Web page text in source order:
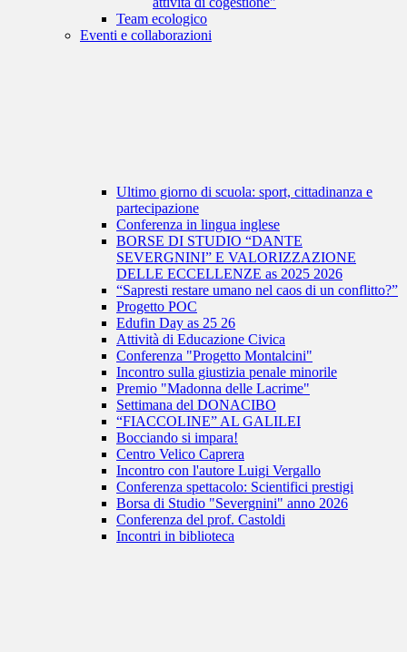
Team ecologico
Eventi e collaborazioni
Ultimo giorno di scuola: sport, cittadinanza e
partecipazione
Conferenza in lingua inglese
BORSE DI STUDIO “DANTE
SEVERGNINI” E VALORIZZAZIONE
DELLE ECCELLENZE as 2025 2026
“Sapresti restare umano nel caos di un conflitto?”
Progetto POC
Edufin Day as 25 26
Attività di Educazione Civica
Conferenza "Progetto Montalcini"
Incontro sulla giustizia penale minorile
Premio "Madonna delle Lacrime"
Settimana del DONACIBO
“FIACCOLINE” AL GALILEI
Bocciando si impara!
Centro Velico Caprera
Incontro con l'autore Luigi Vergallo
Conferenza spettacolo: Scientifici prestigi
Borsa di Studio "Severgnini" anno 2026
Conferenza del prof. Castoldi
Incontri in biblioteca